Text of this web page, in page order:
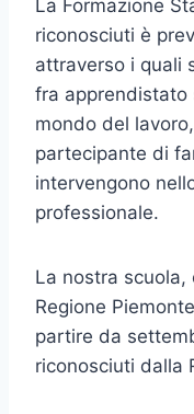
La Formazione
riconosciuti è
attraverso i quali
fra apprendistato
mondo del
partecipante di
intervengono
professionale.
La nostra
Regione
partire da
riconosciuti dalla